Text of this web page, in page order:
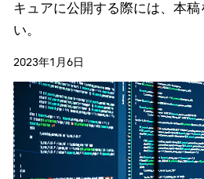
キュアに公開する際には、本
い。
2023年1月6日